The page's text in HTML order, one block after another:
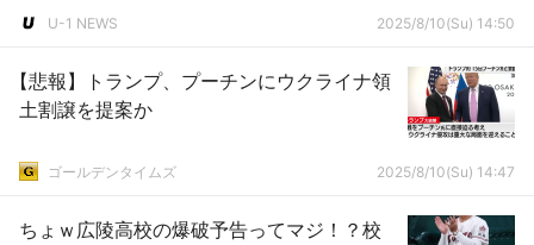
U-1 NEWS 2025/8/10(Su) 14:50
【悲報】トランプ、プーチンにウクライナ領
土割譲を提案か
ゴールデンタイムズ 2025/8/10(Su) 14:47
ちょｗ広陵高校の爆破予告ってマジ！？校